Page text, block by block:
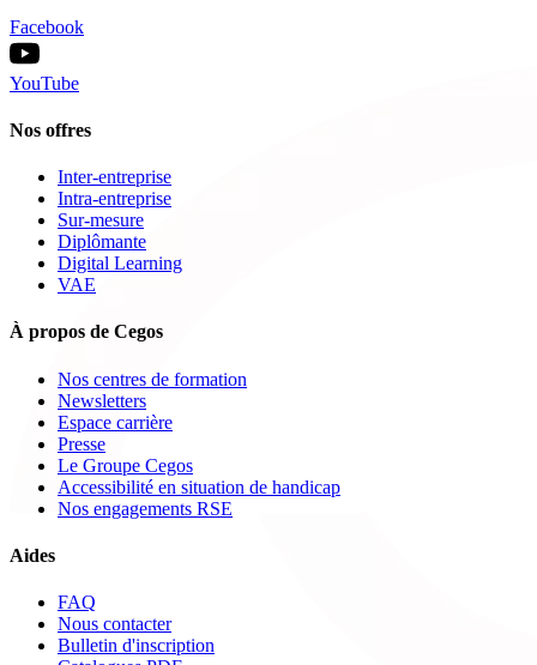
Facebook
YouTube
Nos offres
Inter-entreprise
Intra-entreprise
Sur-mesure
Diplômante
Digital Learning
VAE
À propos de Cegos
Nos centres de formation
Newsletters
Espace carrière
Presse
Le Groupe Cegos
Accessibilité en situation de handicap
Nos engagements RSE
Aides
FAQ
Nous contacter
Bulletin d'inscription